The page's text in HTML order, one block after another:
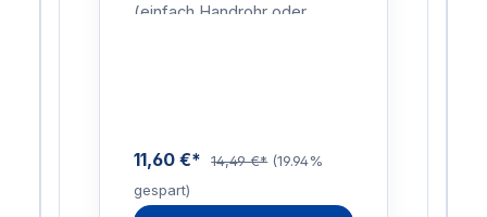
(einfach Handrohr oder
11,60 €* 14,49 €* (19.94%
gespart)